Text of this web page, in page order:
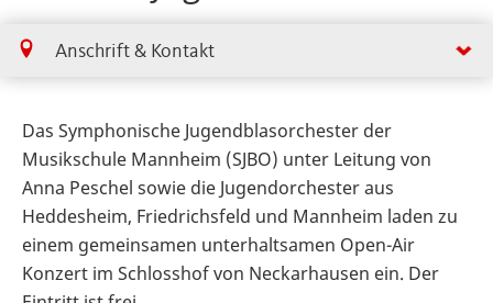
Anschrift & Kontakt
Das Symphonische Jugendblasorchester der
Musikschule Mannheim (SJBO) unter Leitung von
Anna Peschel sowie die Jugendorchester aus
Heddesheim, Friedrichsfeld und Mannheim laden zu
einem gemeinsamen unterhaltsamen Open-Air
Konzert im Schlosshof von Neckarhausen ein. Der